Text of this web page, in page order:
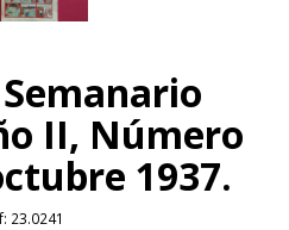
II, Número
1937.
23.0241